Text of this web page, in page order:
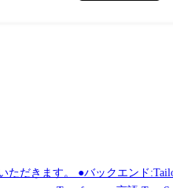
タモデル・ビジネ